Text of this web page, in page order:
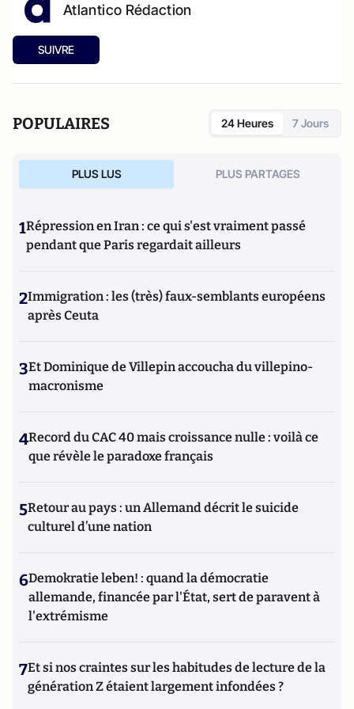
Atlantico Rédaction
SUIVRE
POPULAIRES 24 Heures 7 Jours
PLUS LUS PLUS PARTAGES
1Répression en Iran : ce qui s'est vraiment passé
pendant que Paris regardait ailleurs
2Immigration : les (très) faux-semblants européens
après Ceuta
3Et Dominique de Villepin accoucha du villepino-
macronisme
4Record du CAC 40 mais croissance nulle : voilà ce
que révèle le paradoxe français
5Retour au pays : un Allemand décrit le suicide
culturel d’une nation
6Demokratie leben! : quand la démocratie
allemande, financée par l'État, sert de paravent à
l'extrémisme
7Et si nos craintes sur les habitudes de lecture de la
génération Z étaient largement infondées ?